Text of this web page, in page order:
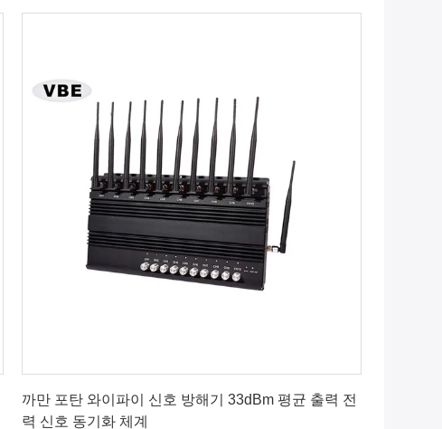
까만 포탄 와이파이 신호 방해기 33dBm 평균 출력 전
력 신호 동기화 체계